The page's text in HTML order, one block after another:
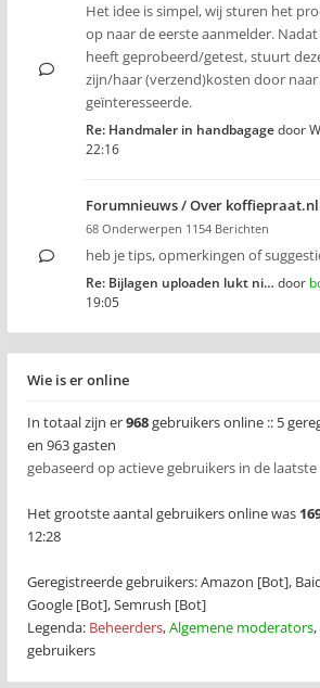
Het idee is simpel, wij sturen het
op naar de eerste aanmelder.
heeft geprobeerd/getest, stuurt
zijn/haar (verzend)kosten door
geïnteresseerde.
Re: Handmaler in handbagagedoor
22:16
Forumnieuws / Over koffiepraat.nl
68 Onderwerpen 1154 Berichten
heb je tips, opmerkingen of
Re: Bijlagen uploaden lukt ni… door
19:05
Wie is er online
In totaal zijn er968gebruikers online :: 5
en 963 gasten
gebaseerd op actieve gebruikers in de
Het grootste aantal gebruikers online was
12:28
Geregistreerde gebruikers:Amazon [Bot],
Google [Bot],Semrush [Bot]
Legenda: Beheerders,Algemene moderators,
gebruikers